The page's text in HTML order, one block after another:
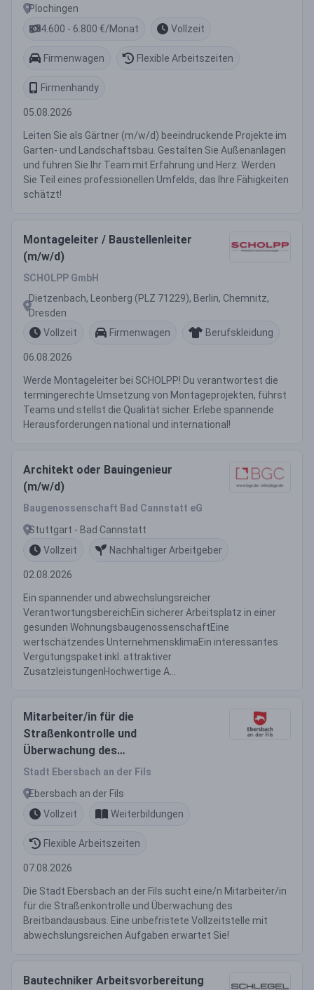
Plochingen
4.600 - 6.800 €/Monat
Vollzeit
Firmenwagen Flexible Arbeitszeiten
Firmenhandy
05.08.2026
Leiten Sie als Gärtner (m/w/d) beeindruckende Projekte im
Garten- und Landschaftsbau. Gestalten Sie Außenanlagen
und führen Sie Ihr Team mit Erfahrung und Herz. Werden
Sie Teil eines professionellen Umfelds, das Ihre Fähigkeiten
schätzt!
Montageleiter / Baustellenleiter
(m/w/d)
SCHOLPP GmbH
Dietzenbach, Leonberg (PLZ 71229), Berlin, Chemnitz,
Dresden
Vollzeit
Firmenwagen Berufskleidung
06.08.2026
Werde Montageleiter bei SCHOLPP! Du verantwortest die
termingerechte Umsetzung von Montageprojekten, führst
Teams und stellst die Qualität sicher. Erlebe spannende
Herausforderungen national und international!
Architekt oder Bauingenieur
(m/w/d)
Baugenossenschaft Bad Cannstatt eG
Stuttgart - Bad Cannstatt
Vollzeit
Nachhaltiger Arbeitgeber
02.08.2026
Ein spannender und abwechslungsreicher
VerantwortungsbereichEin sicherer Arbeitsplatz in einer
gesunden WohnungsbaugenossenschaftEine
wertschätzendes UnternehmensklimaEin interessantes
Vergütungspaket inkl. attraktiver
ZusatzleistungenHochwertige A...
Mitarbeiter/in für die
Straßenkontrolle und
Überwachung des
Breitbandausbaus (m/w/d)
Stadt Ebersbach an der Fils
Ebersbach an der Fils
Vollzeit
Weiterbildungen
Flexible Arbeitszeiten
07.08.2026
Die Stadt Ebersbach an der Fils sucht eine/n Mitarbeiter/in
für die Straßenkontrolle und Überwachung des
Breitbandausbaus. Eine unbefristete Vollzeitstelle mit
abwechslungsreichen Aufgaben erwartet Sie!
Bautechniker Arbeitsvorbereitung